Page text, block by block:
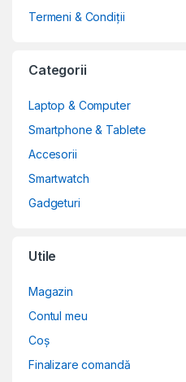
Termeni & Condiții
Categorii
Laptop & Computer
Smartphone & Tablete
Accesorii
Smartwatch
Gadgeturi
Utile
Magazin
Contul meu
Coș
Finalizare comandă